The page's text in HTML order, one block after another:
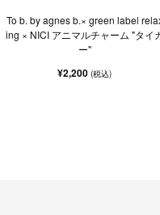
To b. by agnes b.× green label
ing × NICI アニマルチャーム "タイ
ー"
¥2,200(税込)